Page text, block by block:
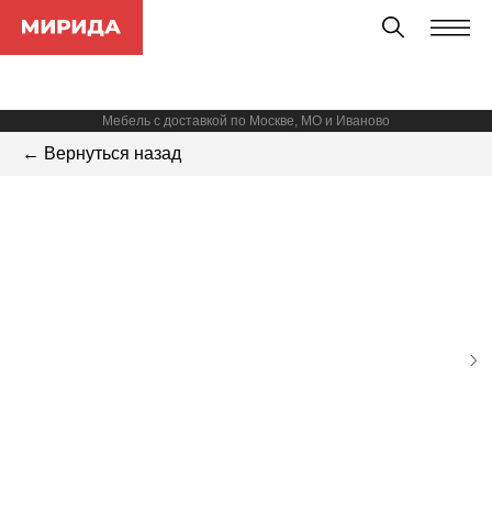
Мебель с доставкой по Москве, МО и Иваново
← Вернуться назад